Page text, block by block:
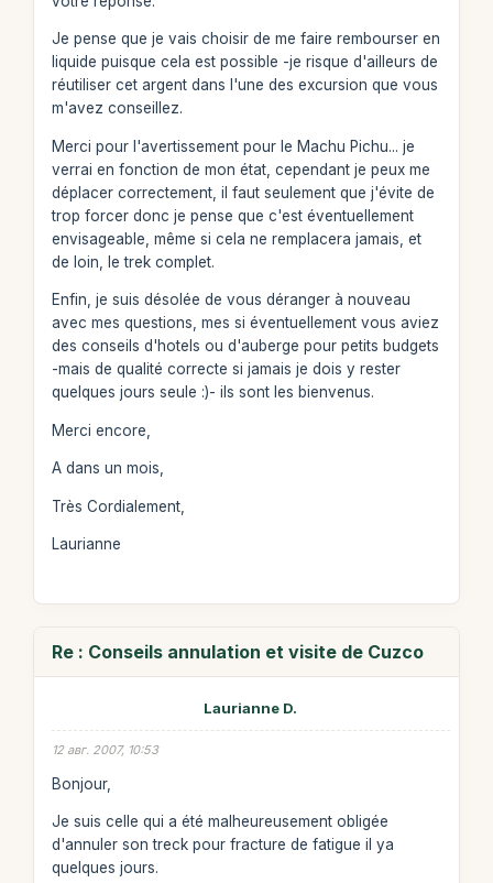
Je pense que je vais choisir de me faire rembourser en
liquide puisque cela est possible -je risque d'ailleurs de
réutiliser cet argent dans l'une des excursion que vous
m'avez conseillez.
Merci pour l'avertissement pour le Machu Pichu... je
verrai en fonction de mon état, cependant je peux me
déplacer correctement, il faut seulement que j'évite de
trop forcer donc je pense que c'est éventuellement
envisageable, même si cela ne remplacera jamais, et
de loin, le trek complet.
Enfin, je suis désolée de vous déranger à nouveau
avec mes questions, mes si éventuellement vous aviez
des conseils d'hotels ou d'auberge pour petits budgets
-mais de qualité correcte si jamais je dois y rester
quelques jours seule :)- ils sont les bienvenus.
Merci encore,
A dans un mois,
Très Cordialement,
Laurianne
Re : Conseils annulation et visite de Cuzco
Laurianne D.
12 авг. 2007, 10:53
Bonjour,
Je suis celle qui a été malheureusement obligée
d'annuler son treck pour fracture de fatigue il ya
quelques jours.